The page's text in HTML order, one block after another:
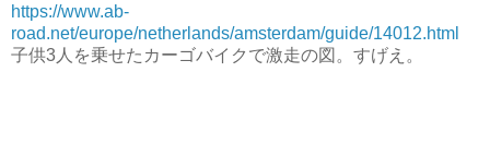
https://www.ab-
road.net/europe/netherlands/amsterdam/guide/14012.html
子供3人を乗せたカーゴバイクで激走の図。すげえ。